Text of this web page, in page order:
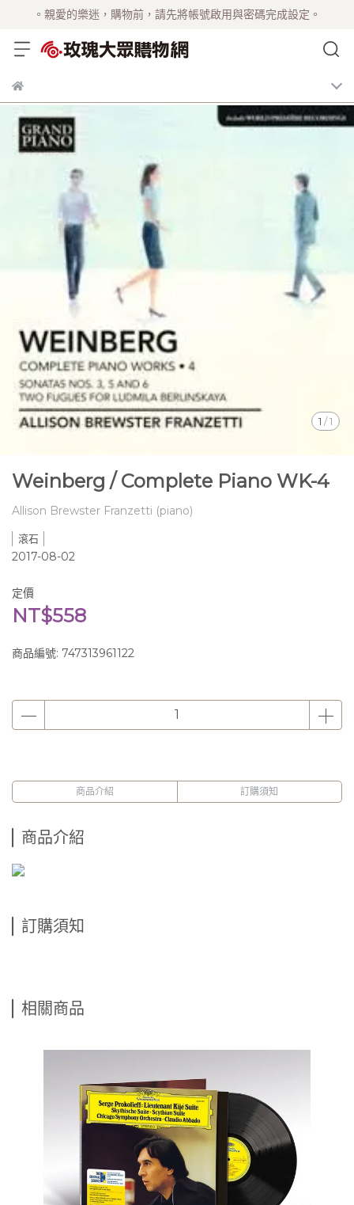
。親愛的樂迷，購物前，請先將帳號啟用與密碼完成設定。
1 /1
Weinberg / Complete Piano WK-4
Allison Brewster Franzetti (piano)
滾石
2017-08-02
定價
NT$558
商品編號: 747313961122
商品介紹 訂購須知
商品介紹
訂購須知
相關商品